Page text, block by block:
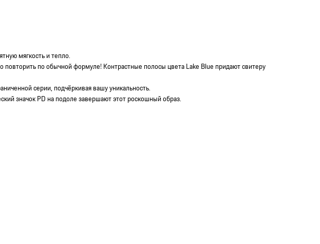
мягкость и тепло.
по обычной формуле! Контрастные полосы цвета Lake Blue придают свитеру
серии, подчёркивая вашу уникальность.
значок PD на подоле завершают этот роскошный образ.